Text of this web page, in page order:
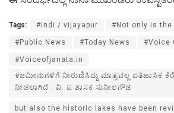
Tags: #indi / vijayapur #Not only is
#Public News #Today News #Voice
#Voiceofjanata.in
#ಜಮೀನುಗಳಿಗೆ ನೀರುಣಿಸಿದ್ದು ಮಾತ್ರವಲ್ಲ ಐತಿಹಾಸಿಕ
ನೀಡಲಾಗಿದೆ : ವಿ. ಪ ಶಾಸಕ ಸುನೀಲಗೌಡ
but also the historic lakes have been